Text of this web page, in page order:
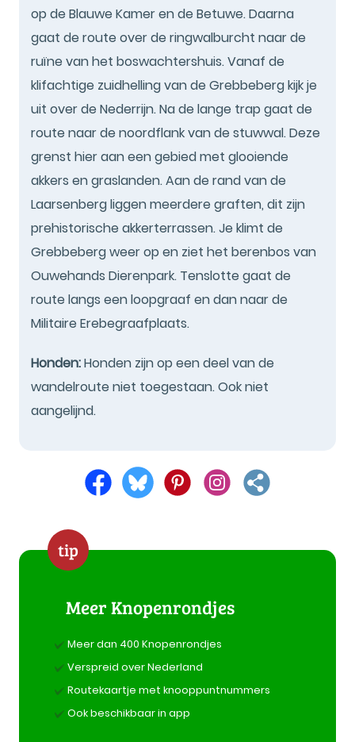
op de Blauwe Kamer en de Betuwe. Daarna
gaat de route over de ringwalburcht naar de
ruïne van het boswachtershuis. Vanaf de
klifachtige zuidhelling van de Grebbeberg kijk je
uit over de Nederrijn. Na de lange trap gaat de
route naar de noordflank van de stuwwal. Deze
grenst hier aan een gebied met glooiende
akkers en graslanden. Aan de rand van de
Laarsenberg liggen meerdere graften, dit zijn
prehistorische akkerterrassen. Je klimt de
Grebbeberg weer op en ziet het berenbos van
Ouwehands Dierenpark. Tenslotte gaat de
route langs een loopgraaf en dan naar de
Militaire Erebegraafplaats.
Honden:Honden zijn op een deel van de
wandelroute niet toegestaan. Ook niet
aangelijnd.
tip
Meer Knopenrondjes
Meer dan 400 Knopenrondjes
Verspreid over Nederland
Routekaartje met knooppuntnummers
Ook beschikbaar in app